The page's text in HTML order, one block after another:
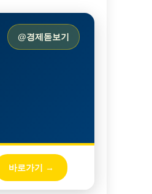
@경제돋보기
바로가기 →